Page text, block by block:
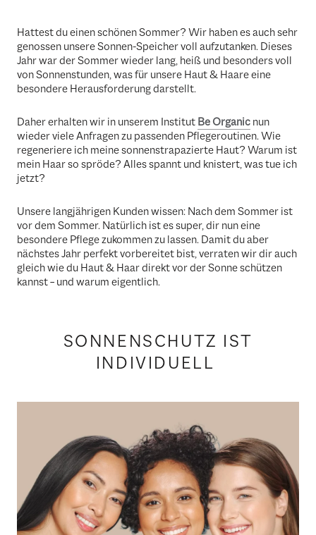
Hattest du einen schönen Sommer? Wir haben es auch sehr
genossen unsere Sonnen-Speicher voll aufzutanken. Dieses
Jahr war der Sommer wieder lang, heiß und besonders voll
von Sonnenstunden, was für unsere Haut & Haare eine
besondere Herausforderung darstellt.
Daher erhalten wir in unserem Institut Be Organic nun
wieder viele Anfragen zu passenden Pflegeroutinen. Wie
regeneriere ich meine sonnenstrapazierte Haut? Warum ist
mein Haar so spröde? Alles spannt und knistert, was tue ich
jetzt?
Unsere langjährigen Kunden wissen: Nach dem Sommer ist
vor dem Sommer. Natürlich ist es super, dir nun eine
besondere Pflege zukommen zu lassen. Damit du aber
nächstes Jahr perfekt vorbereitet bist, verraten wir dir auch
gleich wie du Haut & Haar direkt vor der Sonne schützen
kannst – und warum eigentlich.
SONNENSCHUTZ IST
INDIVIDUELL